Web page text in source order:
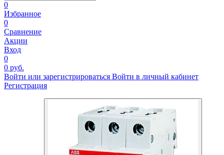
0
Избранное
0
Сравнение
Акции
Вход
0
0 руб.
Войти или зарегистрироваться Войти в личный кабинет
Регистрация